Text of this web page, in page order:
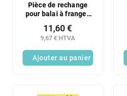
Pièce de rechange
pour balai à franges
pièce)
9,67 € HTVA
11,60 €
Ajouter au panier